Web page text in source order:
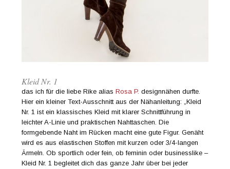
Kleid Nr. 1
das ich für die liebe Rike aliasRosa P. designnähen durfte.
Hier ein kleiner Text-Ausschnitt aus der Nähanleitung: „Kleid
Nr. 1 ist ein klassisches Kleid mit klarer Schnittführung in
leichter A-Linie und praktischen Nahttaschen. Die
formgebende Naht im Rücken macht eine gute Figur. Genäht
wird es aus elastischen Stoffen mit kurzen oder 3/4-langen
Ärmeln. Ob sportlich oder fein, ob feminin oder businesslike –
Kleid Nr. 1 begleitet dich das ganze Jahr über bei jeder